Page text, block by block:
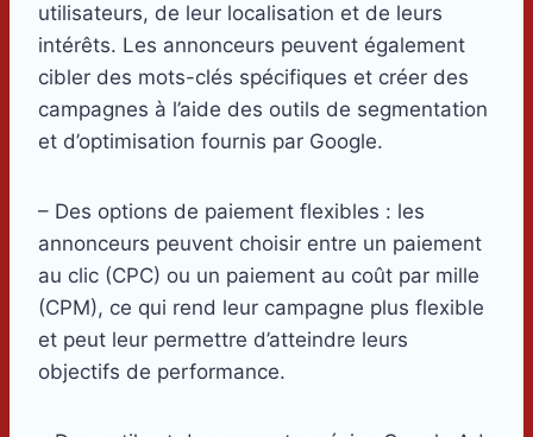
utilisateurs, de leur localisation et de leurs
intérêts. Les annonceurs peuvent également
cibler des mots-clés spécifiques et créer des
campagnes à l’aide des outils de segmentation
et d’optimisation fournis par Google.
– Des options de paiement flexibles : les
annonceurs peuvent choisir entre un paiement
au clic (CPC) ou un paiement au coût par mille
(CPM), ce qui rend leur campagne plus flexible
et peut leur permettre d’atteindre leurs
objectifs de performance.